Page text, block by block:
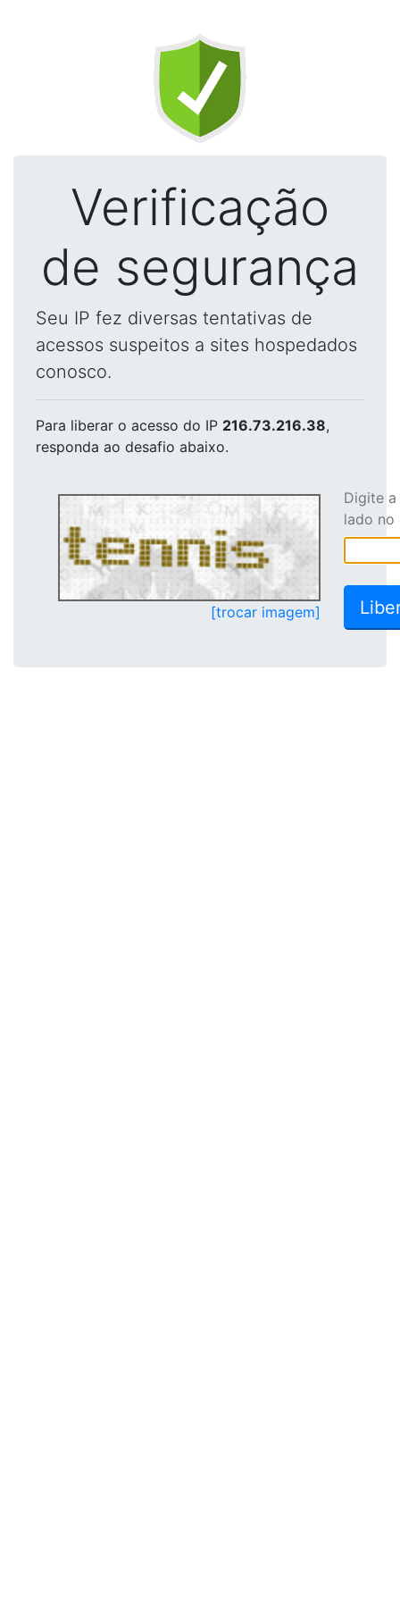
Verificação
de segurança
Seu IP fez diversas tentativas de
acessos suspeitos a sites hospedados
conosco.
Para liberar o acesso do IP 216.73.216.38,
responda ao desafio abaixo.
[trocar imagem]
Digite
lado no